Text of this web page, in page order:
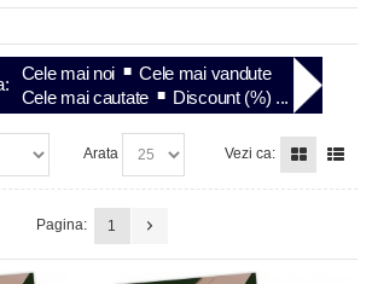
Cele mai noi
Cele mai vandute
Cele mai cautate
Discount (%) ...
Arata Vezi ca:
Pagina: 1